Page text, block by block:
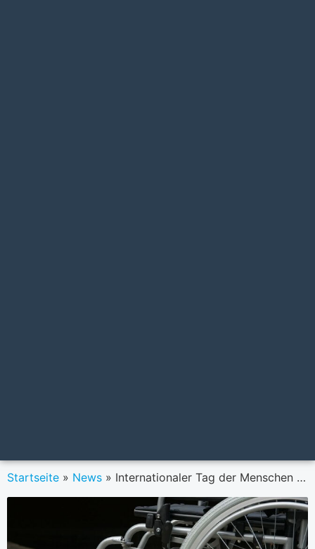
Startseite » News » Internationaler Tag der Menschen mit Behinderungen: Bank Austria führend bei Barrierefreiheit und Inklusion